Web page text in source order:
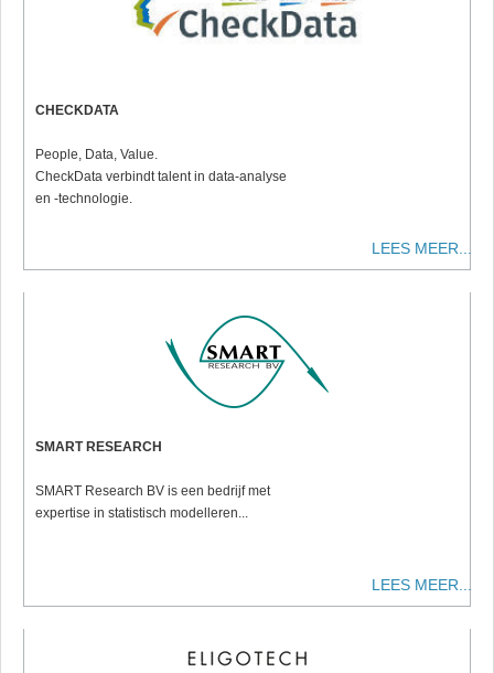
CHECKDATA
People, Data, Value.
CheckData verbindt talent in data-analyse
en -technologie.
LEES MEER...
SMART RESEARCH
SMART Research BV is een bedrijf met
expertise in statistisch modelleren...
LEES MEER...